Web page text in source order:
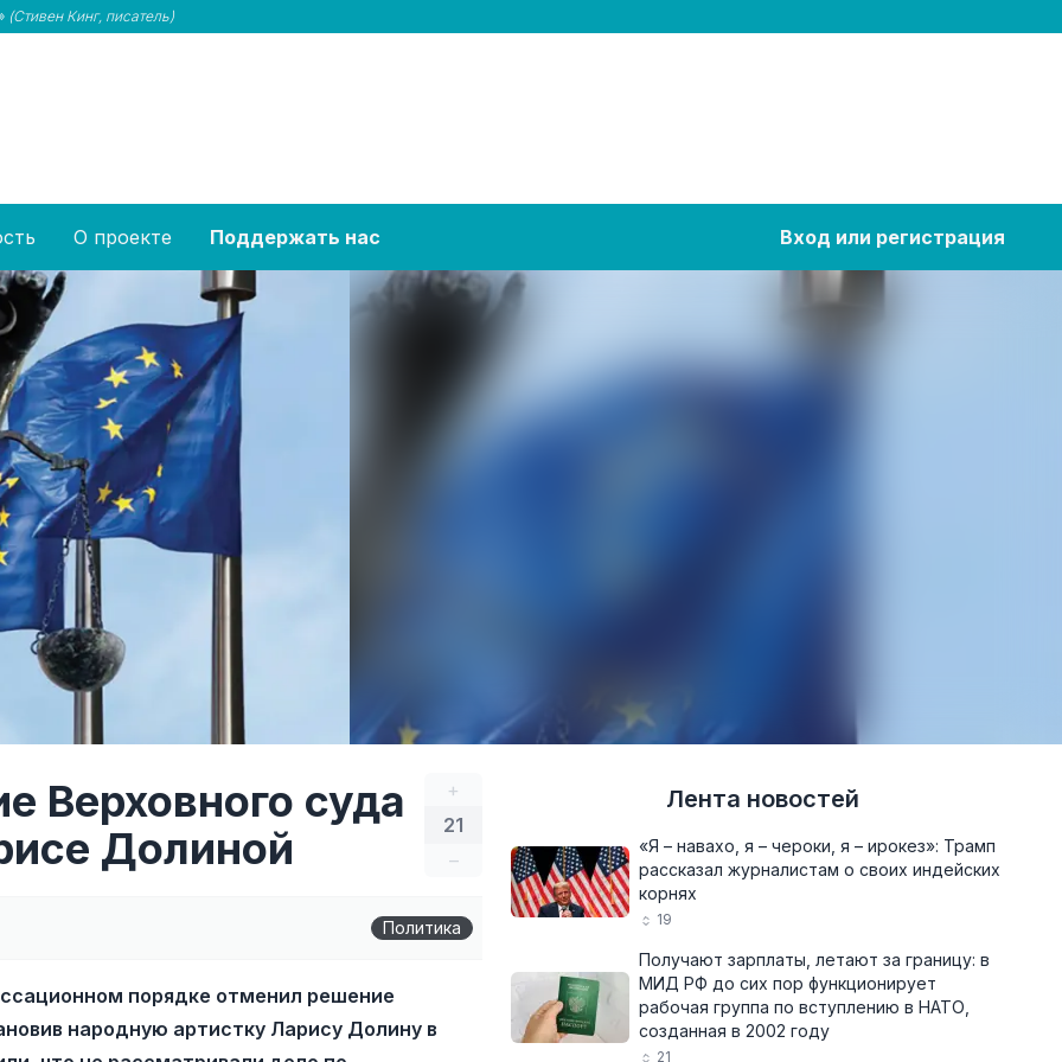
(Стивен Кинг, писатель)
О проекте Поддержать нас Вход или регистрация
+
21
–
Верховного суда
Долиной
Политика
порядке отменил решение
народную артистку Ларису Долину в
Лента новостей
«Я – навахо, я – чероки, я – ирокез»: Трамп
рассказал журналистам о своих индейских
корнях
19
Получают зарплаты, летают за границу: в
МИД РФ до сих пор функционирует
рабочая группа по вступлению в НАТО,
созданная в 2002 году
21